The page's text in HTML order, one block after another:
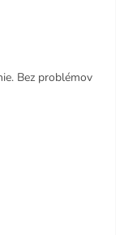
Bez problémov